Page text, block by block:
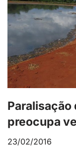
Paralisação
preocupa
23/02/2016